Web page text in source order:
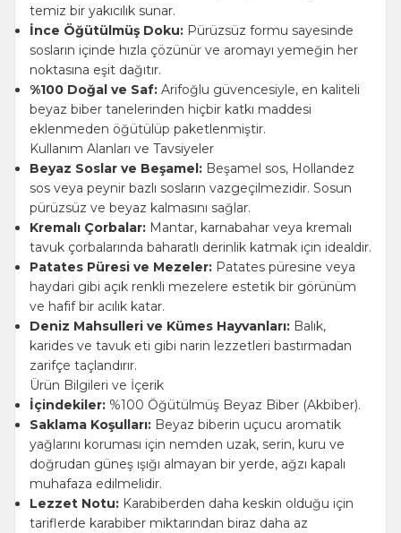
temiz bir yakıcılık sunar.
İnce Öğütülmüş Doku: Pürüzsüz formu sayesinde
sosların içinde hızla çözünür ve aromayı yemeğin her
noktasına eşit dağıtır.
%100 Doğal ve Saf: Arifoğlu güvencesiyle, en kaliteli
beyaz biber tanelerinden hiçbir katkı maddesi
eklenmeden öğütülüp paketlenmiştir.
Kullanım Alanları ve Tavsiyeler
Beyaz Soslar ve Beşamel: Beşamel sos, Hollandez
sos veya peynir bazlı sosların vazgeçilmezidir. Sosun
pürüzsüz ve beyaz kalmasını sağlar.
Kremalı Çorbalar: Mantar, karnabahar veya kremalı
tavuk çorbalarında baharatlı derinlik katmak için idealdir.
Patates Püresi ve Mezeler: Patates püresine veya
haydari gibi açık renkli mezelere estetik bir görünüm
ve hafif bir acılık katar.
Deniz Mahsulleri ve Kümes Hayvanları: Balık,
karides ve tavuk eti gibi narin lezzetleri bastırmadan
zarifçe taçlandırır.
Ürün Bilgileri ve İçerik
İçindekiler: %100 Öğütülmüş Beyaz Biber (Akbiber).
Saklama Koşulları: Beyaz biberin uçucu aromatik
yağlarını koruması için nemden uzak, serin, kuru ve
doğrudan güneş ışığı almayan bir yerde, ağzı kapalı
muhafaza edilmelidir.
Lezzet Notu: Karabiberden daha keskin olduğu için
tariflerde karabiber miktarından biraz daha az